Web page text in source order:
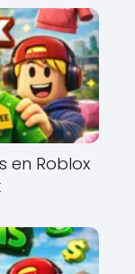
en Roblox